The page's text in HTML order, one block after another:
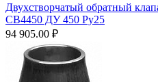
Двухстворчатый обратный
CB4450 ДУ 450 Ру25
94 905.00 ₽